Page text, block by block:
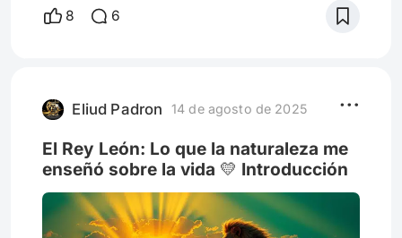
individualismo occidental o una celebración
mentalidad: ¿Cuál es el pa
¡DISFRÚTALO! 👇 "Robot Salvaje" (2024) es
la nueva cinta de DreamWorks. Adaptación
Stitch", "El Rey León",
8 6
Eliud Padron 14 de agosto de 2025
El Rey León: Lo que la naturaleza me
enseñó sobre la vida 💛 Introducción